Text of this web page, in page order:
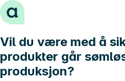
Hopp til innhold
Vil du være med å
produkter går
produksjon?